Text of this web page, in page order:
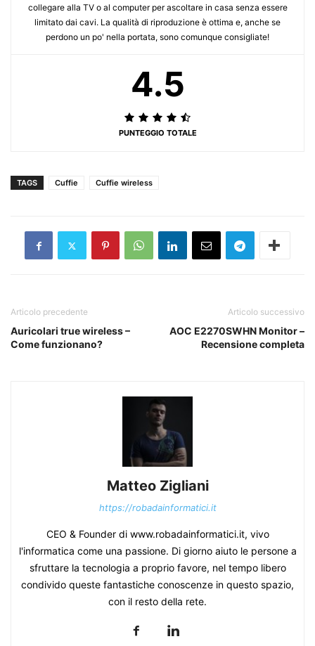
collegare alla TV o al computer per ascoltare in casa senza essere
limitato dai cavi. La qualità di riproduzione è ottima e, anche se
perdono un po' nella portata, sono comunque consigliate!
4.5
PUNTEGGIO TOTALE
TAGS Cuffie Cuffie wireless
Articolo precedente
Auricolari true wireless –
Come funzionano?
Articolo successivo
AOC E2270SWHN Monitor –
Recensione completa
Matteo Zigliani
https://robadainformatici.it
CEO & Founder di www.robadainformatici.it, vivo
l'informatica come una passione. Di giorno aiuto le persone a
sfruttare la tecnologia a proprio favore, nel tempo libero
condivido queste fantastiche conoscenze in questo spazio,
con il resto della rete.